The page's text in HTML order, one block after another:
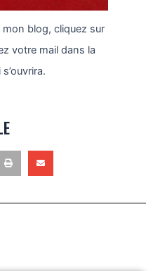
blog, cliquez sur
votre mail dans la